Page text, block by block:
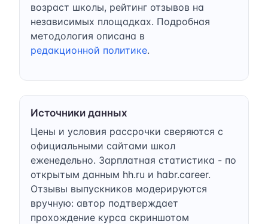
возраст школы, рейтинг отзывов на
независимых площадках. Подробная
методология описана в
редакционной политике.
Источники данных
Цены и условия рассрочки сверяются с
официальными сайтами школ
еженедельно. Зарплатная статистика - по
открытым данным hh.ru и habr.career.
Отзывы выпускников модерируются
вручную: автор подтверждает
прохождение курса скриншотом